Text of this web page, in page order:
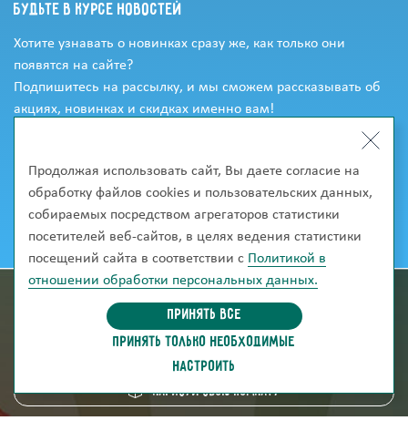
Продолжая использовать сайт, Вы даете согласие на
обработку файлов cookies и пользовательских данных,
собираемых посредством агрегаторов статистики
посетителей веб-сайтов, в целях ведения статистики
посещений сайта в соответствии с Политикой в
отношении обработки персональных данных.
Принять все
ПРИНЯТЬ ТОЛЬКО НЕОБХОДИМЫЕ
НАСТРОИТЬ
Будьте в курсе новостей
Хотите узнавать о новинках сразу же, как только они
появятся на сайте?
Подпишитесь на рассылку, и мы сможем рассказывать об
акциях, новинках и скидках именно вам!
информация для покупателей
скачать каталог
Нарисуй свою комнату